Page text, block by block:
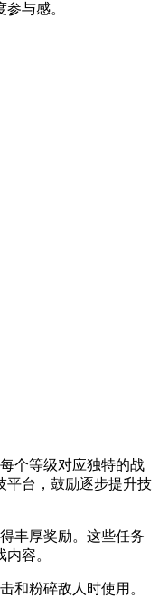
与感。
个等级对应独特的战
平台，鼓励逐步提升技
丰厚奖励。这些任务
容。
和粉碎敌人时使用。